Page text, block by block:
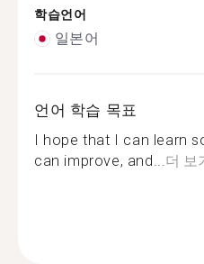
학습언어
일본어
언어 학습 목표
I hope that I can learn
can improve, and...더 보